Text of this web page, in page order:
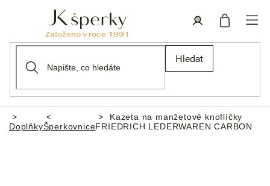
Hledat
Domů
DoplňkyŠperkovnice
Kazeta na manžetové knoflíčky
FRIEDRICH LEDERWAREN CARBON